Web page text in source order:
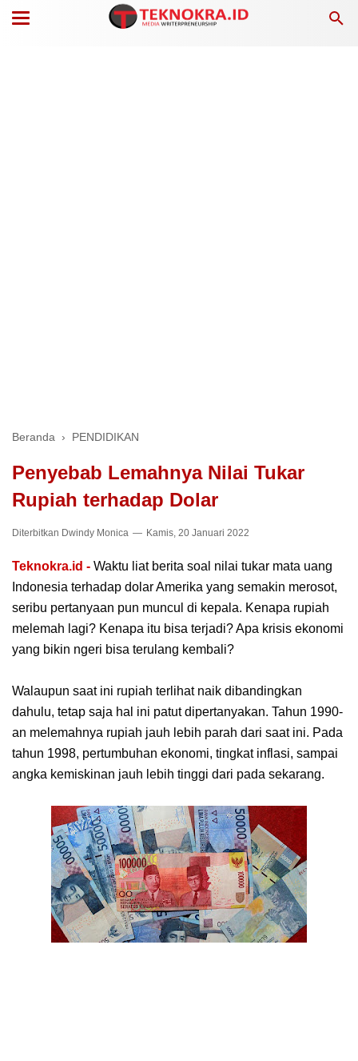
Beranda › PENDIDIKAN
Penyebab Lemahnya Nilai Tukar
Rupiah terhadap Dolar
Diterbitkan Dwindy Monica Kamis, 20 Januari 2022
Teknokra.id - Waktu liat berita soal nilai tukar mata uang
Indonesia terhadap dolar Amerika yang semakin merosot,
seribu pertanyaan pun muncul di kepala. Kenapa rupiah
melemah lagi? Kenapa itu bisa terjadi? Apa krisis ekonomi
yang bikin ngeri bisa terulang kembali?
Walaupun saat ini rupiah terlihat naik dibandingkan
dahulu, tetap saja hal ini patut dipertanyakan. Tahun 1990-
an melemahnya rupiah jauh lebih parah dari saat ini. Pada
tahun 1998, pertumbuhan ekonomi, tingkat inflasi, sampai
angka kemiskinan jauh lebih tinggi dari pada sekarang.